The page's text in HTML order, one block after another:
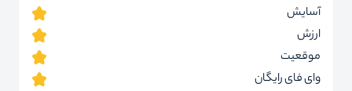
آسایش
ارزش
موقعیت
وای فای رایگان